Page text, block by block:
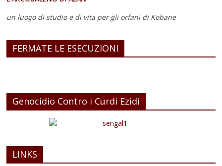
un luogo di studio e di vita per gli orfani di Kobane
FERMATE LE ESECUZIONI
Genocidio Contro i Curdi Ezidi
LINKS